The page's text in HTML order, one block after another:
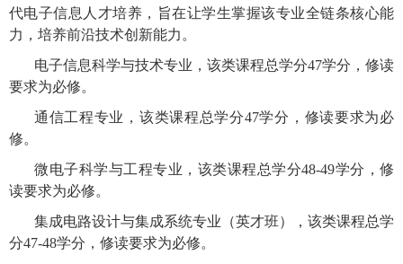
代电子信息人才培养，旨在让学生掌握该专业全链条核心能
力，培养前沿技术创新能力 。
电子信息科学与技术专业，该类课程总学分47学分，修读
要求为必修。
通信工程专业，该类课程总学分47学分，修读要求为必
修。
微电子科学与工程专业，该类课程总学分48-49学分，修
读要求为必修。
集成电路设计与集成系统专业（英才班），该类课程总学
分47-48学分，修读要求为必修。